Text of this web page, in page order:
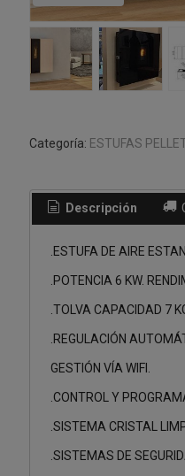
Categoría: ESTUFAS
Descripción
.ESTUFA DE AIRE
.POTENCIA 6 KW.
.TOLVA CAPACIDAD 7
.REGULACIÓN
GESTIÓN VÍA WIFI.
.CONTROL Y
.SISTEMA CRISTAL
.SISTEMAS DE